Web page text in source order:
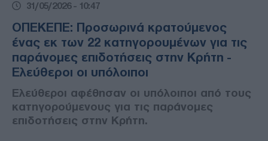
31/05/2026 - 10:47
ΟΠΕΚΕΠΕ: Προσωρινά κρατούμενος
ένας εκ των 22 κατηγορουμένων για τις
παράνομες επιδοτήσεις στην Κρήτη -
Ελεύθεροι οι υπόλοιποι
Ελεύθεροι αφέθησαν οι υπόλοιποι από τους
κατηγορούμενους για τις παράνομες
επιδοτήσεις στην Κρήτη.